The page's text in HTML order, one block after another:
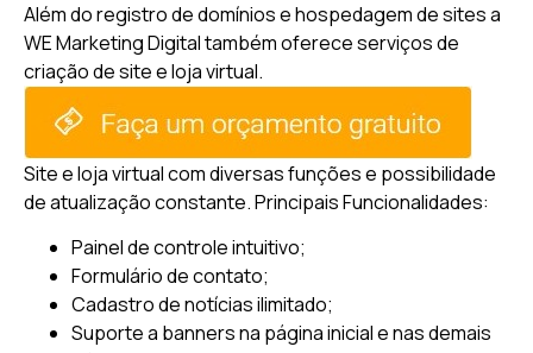
Além do registro de domínios e hospedagem de sites a
WE Marketing Digital também oferece serviços de
criação de site e loja virtual.
Site e loja virtual com diversas funções e possibilidade
de atualização constante.Principais Funcionalidades:
Painel de controle intuitivo;
Formulário de contato;
Cadastro de notícias ilimitado;
Suporte a banners na página inicial e nas demais